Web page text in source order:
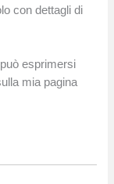
con dettagli di
esprimersi
mia pagina